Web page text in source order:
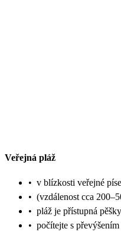
Veřejná pláž
• v blízkosti veřejné
• (vzdálenost cca
• pláž je přístupná pěšky
• počítejte s